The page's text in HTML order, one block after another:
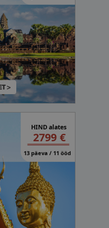
HIND alates
2799 €
13 päeva / 11 ööd